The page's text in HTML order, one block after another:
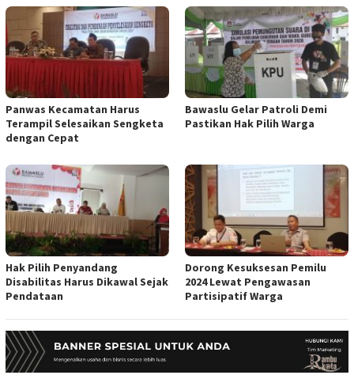
Panwas Kecamatan Harus
Terampil Selesaikan Sengketa
dengan Cepat
Bawaslu Gelar Patroli Demi
Pastikan Hak Pilih Warga
Hak Pilih Penyandang
Disabilitas Harus Dikawal Sejak
Pendataan
Dorong Kesuksesan Pemilu
2024 Lewat Pengawasan
Partisipatif Warga